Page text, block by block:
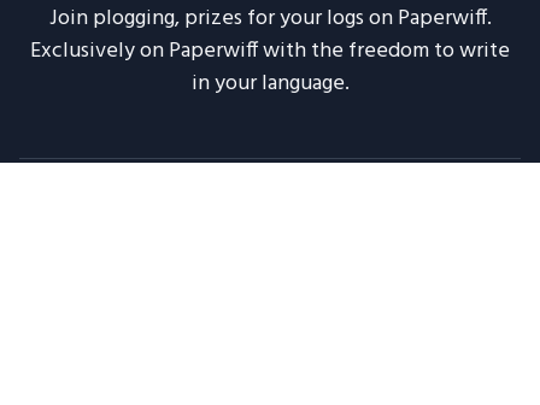
Join plogging, prizes for your logs on Paperwiff.
Exclusively on Paperwiff with the freedom to write
in your language.